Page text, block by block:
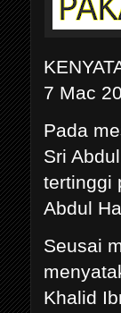
7 Mac
Pada
Sri
tertinggi
Abdul
Seusai
Khalid